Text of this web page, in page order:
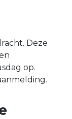
Deze
op.